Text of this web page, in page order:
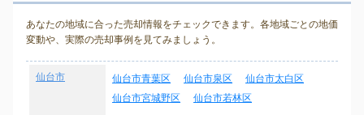
あなたの地域に合った売却情報をチェックできます。各地域ごとの地価
変動や、実際の売却事例を見てみましょう。
仙台市 仙台市青葉区 仙台市泉区
仙台市太白区
仙台市宮城野区
仙台市若林区